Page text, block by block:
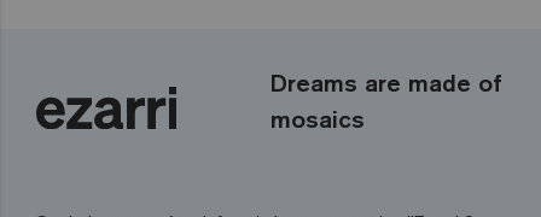
Dreams are made of
mosaics